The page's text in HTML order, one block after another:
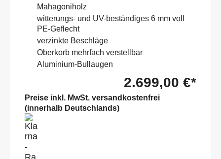
Mahagoniholz
witterungs- und UV-beständiges 6 mm voll
PE-Geflecht
verzinkte Beschläge
Oberkorb mehrfach verstellbar
Aluminium-Bullaugen
2.699,00 €*
Preise inkl. MwSt. versandkostenfrei
(innerhalb Deutschlands)